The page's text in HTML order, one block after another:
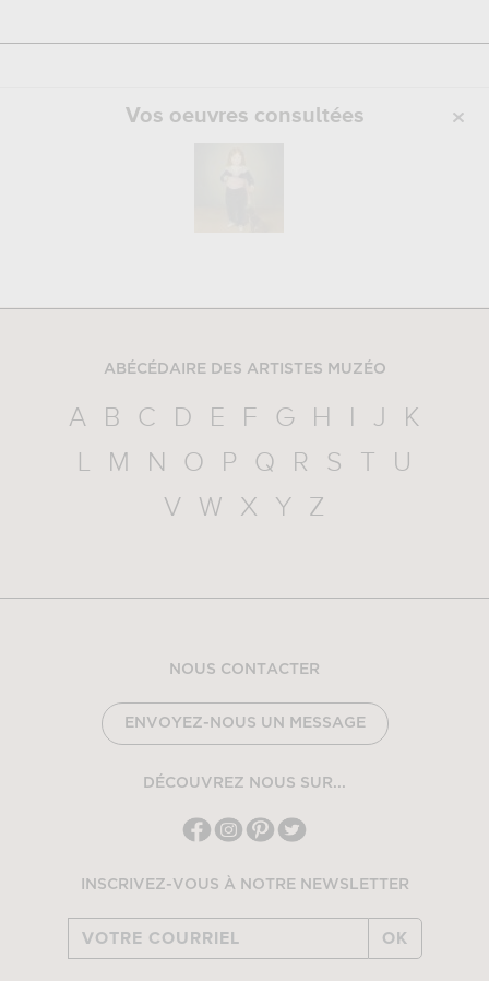
Vos oeuvres consultées
ABÉCÉDAIRE DES ARTISTES MUZÉO
A B C D E F G H I J
K
L
M N O P Q R S T
U
V
W X Y Z
NOUS CONTACTER
ENVOYEZ-NOUS UN MESSAGE
DÉCOUVREZ NOUS SUR...
INSCRIVEZ-VOUS À NOTRE NEWSLETTER
OK